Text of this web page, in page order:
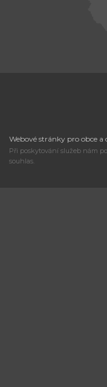
Webové stránky pro obce
Při poskytování služeb nám
souhlas.